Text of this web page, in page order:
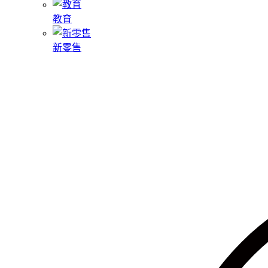
教育
新零售